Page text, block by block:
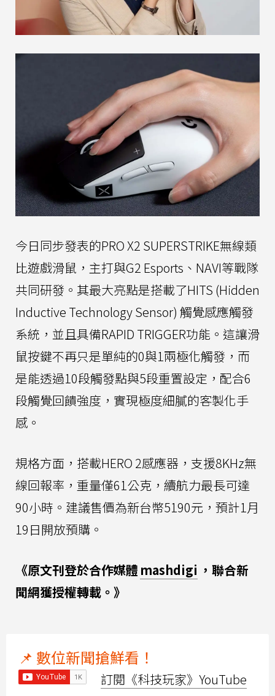
今日同步發表的PRO X2 SUPERSTRIKE無線類
比遊戲滑鼠，主打與G2 Esports、NAVI等戰隊
共同研發。其最大亮點是搭載了HITS (Hidden
Inductive Technology Sensor) 觸覺感應觸發
系統，並且具備RAPID TRIGGER功能。這讓滑
鼠按鍵不再只是單純的0與1兩極化觸發，而
是能透過10段觸發點與5段重置設定，配合6
段觸覺回饋強度，實現極度細膩的客製化手
感。
規格方面，搭載HERO 2感應器，支援8KHz無
線回報率，重量僅61公克，續航力最長可達
90小時。建議售價為新台幣5190元，預計1月
19日開放預購。
《原文刊登於合作媒體 mashdigi ，聯合新
聞網獲授權轉載。》
📌 數位新聞搶鮮看！
訂閱《科技玩家》YouTube